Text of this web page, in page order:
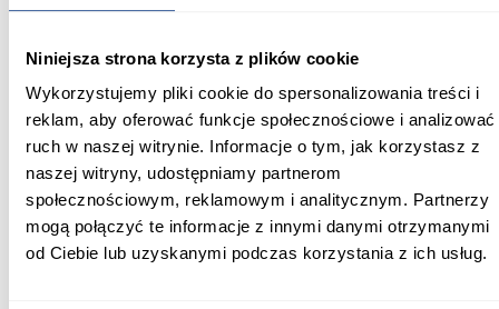
Niniejsza strona korzysta z plików cookie
Wykorzystujemy pliki cookie do spersonalizowania treści i
reklam, aby oferować funkcje społecznościowe i analizować
ruch w naszej witrynie. Informacje o tym, jak korzystasz z
naszej witryny, udostępniamy partnerom
społecznościowym, reklamowym i analitycznym. Partnerzy
mogą połączyć te informacje z innymi danymi otrzymanymi
od Ciebie lub uzyskanymi podczas korzystania z ich usług.
Głębokość [cm]:
Wykończenie frontów:
mat
Wykończenie korpusu:
mat